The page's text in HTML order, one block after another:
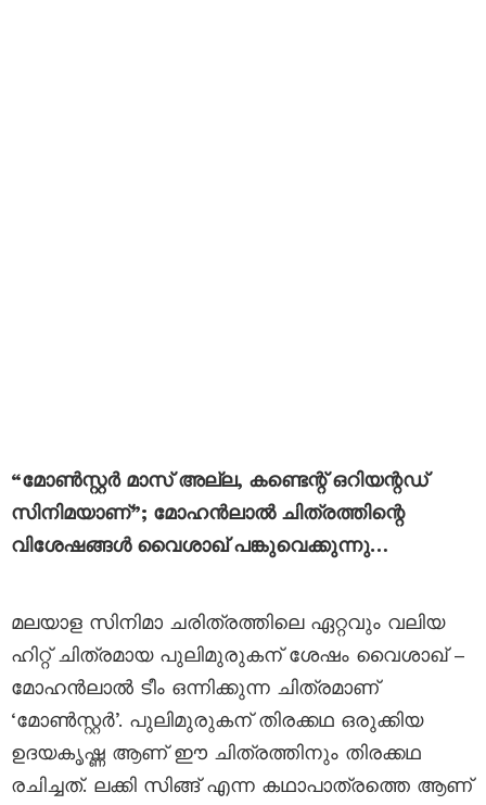
“മോൺസ്റ്റർ മാസ് അല്ല, കണ്ടെന്റ് ഒറിയന്റഡ്
സിനിമയാണ്”; മോഹൻലാൽ ചിത്രത്തിന്റെ
വിശേഷങ്ങൾ വൈശാഖ് പങ്കുവെക്കുന്നു…
മലയാള സിനിമാ ചരിത്രത്തിലെ ഏറ്റവും വലിയ
ഹിറ്റ് ചിത്രമായ പുലിമുരുകന് ശേഷം വൈശാഖ് –
മോഹൻലാൽ ടീം ഒന്നിക്കുന്ന ചിത്രമാണ്
‘മോൺസ്റ്റർ’. പുലിമുരുകന് തിരക്കഥ ഒരുക്കിയ
ഉദയകൃഷ്ണ ആണ് ഈ ചിത്രത്തിനും തിരക്കഥ
രചിച്ചത്. ലക്കി സിങ്ങ് എന്ന കഥാപാത്രത്തെ ആണ്